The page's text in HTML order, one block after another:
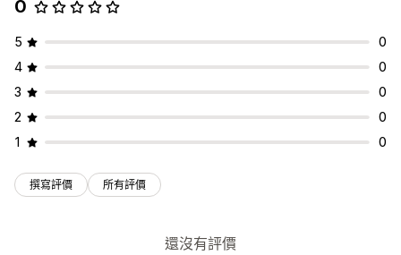
0
5
0
4
0
3
0
2
0
1
0
撰寫評價 所有評價
還沒有評價